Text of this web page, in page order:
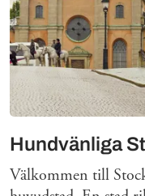
Hundvänliga
Välkommen till